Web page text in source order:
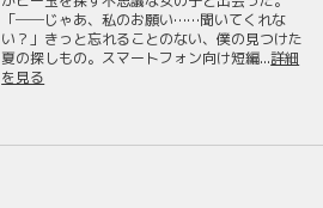
「──じゃあ、私のお願い……聞いてくれな
い？」きっと忘れることのない、僕の見つけた
夏の探しもの。スマートフォン向け短編...詳細
を見る